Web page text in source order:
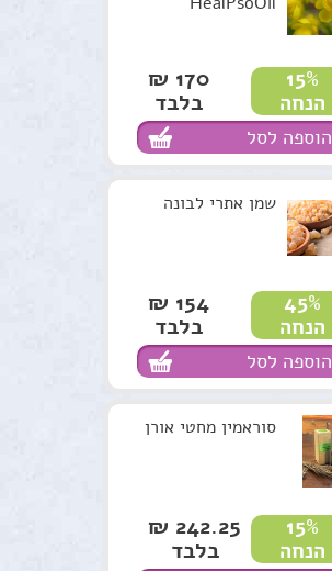
15%
הנחה
170 ₪
בלבד
הוספה לסל
שמן אתרי לבונה
45%
הנחה
154 ₪
בלבד
הוספה לסל
סוראמין מחטי אורן
15%
הנחה
242.25 ₪
בלבד